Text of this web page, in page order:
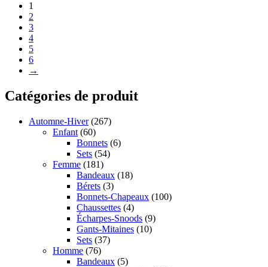
1
2
3
4
5
6
→
Catégories de produit
Automne-Hiver (267)
Enfant (60)
Bonnets (6)
Sets (54)
Femme (181)
Bandeaux (18)
Bérets (3)
Bonnets-Chapeaux (100)
Chaussettes (4)
Écharpes-Snoods (9)
Gants-Mitaines (10)
Sets (37)
Homme (76)
Bandeaux (5)